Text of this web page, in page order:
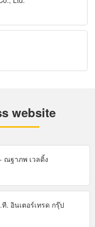
website
ณฐาภพ เวลดิ้ง
. อินเตอร์เทรด กรุ๊ป